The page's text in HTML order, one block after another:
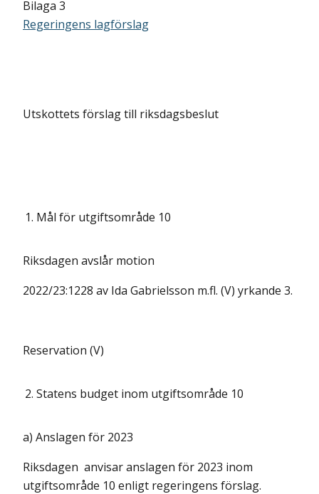
Bilaga 3
Regeringens lagförslag
Utskottets förslag till riksdagsbeslut
1. Mål för utgiftsområde 10
Riksdagen avslår motion
2022/23:1228 av Ida Gabrielsson m.fl. (V) yrkande 3.
Reservation (V)
2. Statens budget inom utgiftsområde 10
a) Anslagen för 2023
Riksdagen anvisar anslagen för 2023 inom
utgiftsområde 10 enligt regeringens förslag.